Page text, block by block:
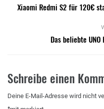
Xiaomi Redmi S2 für 120€
Das beliebte
Schreibe einen
Deine E-Mail-Adresse wird nicht